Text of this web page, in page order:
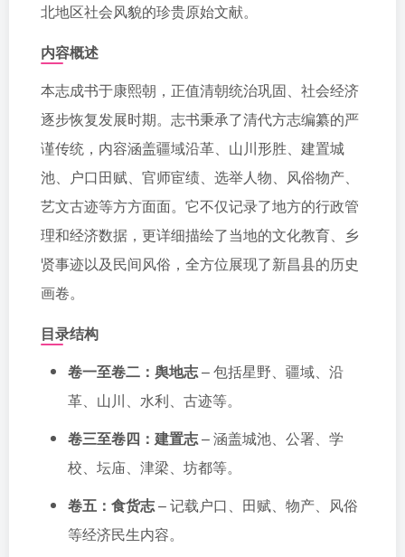
北地区社会风貌的珍贵原始文献。
内容概述
本志成书于康熙朝，正值清朝统治巩固、社会经济
逐步恢复发展时期。志书秉承了清代方志编纂的严
谨传统，内容涵盖疆域沿革、山川形胜、建置城
池、户口田赋、官师宦绩、选举人物、风俗物产、
艺文古迹等方方面面。它不仅记录了地方的行政管
理和经济数据，更详细描绘了当地的文化教育、乡
贤事迹以及民间风俗，全方位展现了新昌县的历史
画卷。
目录结构
卷一至卷二：舆地志– 包括星野、疆域、沿
革、山川、水利、古迹等。
卷三至卷四：建置志– 涵盖城池、公署、学
校、坛庙、津梁、坊都等。
卷五：食货志– 记载户口、田赋、物产、风俗
等经济民生内容。